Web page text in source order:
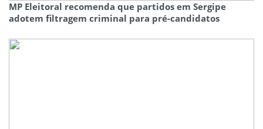
MP Eleitoral recomenda que partidos em Sergipe
adotem filtragem criminal para pré-candidatos